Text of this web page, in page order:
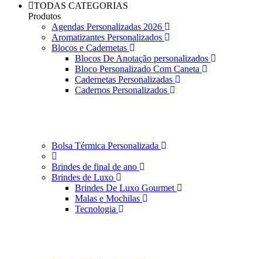
TODAS CATEGORIAS
Produtos
Agendas Personalizadas 2026
Aromatizantes Personalizados
Blocos e Cadernetas
Blocos De Anotação personalizados
Bloco Personalizado Com Caneta
Cadernetas Personalizadas
Cadernos Personalizados
Bolsa Térmica Personalizada
Brindes de final de ano
Brindes de Luxo
Brindes De Luxo Gourmet
Malas e Mochilas
Tecnologia